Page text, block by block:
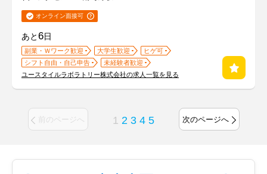
オンライン面接可
あと6日
副業・Ｗワーク歓迎 大学生歓迎
ヒゲ可
シフト自由・自己申告
未経験者歓迎
ユースタイルラボラトリー株式会社の求人一覧を見る
前のページへ 1 2 3 4 5 次のページへ